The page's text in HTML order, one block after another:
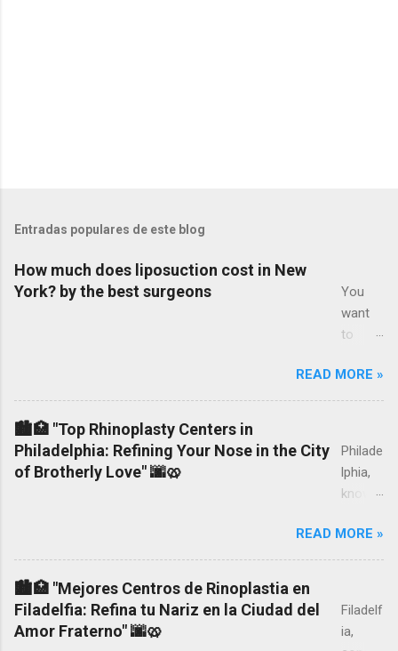
Entradas populares de este blog
How much does liposuction cost in New
York? by the best surgeons
You
want
to
how
much
in New
the
of the
surger
READ MORE »
🏙️🏥 "Top Rhinoplasty Centers in
Philadelphia: Refining Your Nose in the City
of Brotherly Love" 🌆🥨
Philade
lphia,
known
City of
Brothe
a rich
READ MORE »
🏙️🏥 "Mejores Centros de Rinoplastia en
Filadelfia: Refina tu Nariz en la Ciudad del
Amor Fraterno" 🌆🥨
Filadelf
ia,